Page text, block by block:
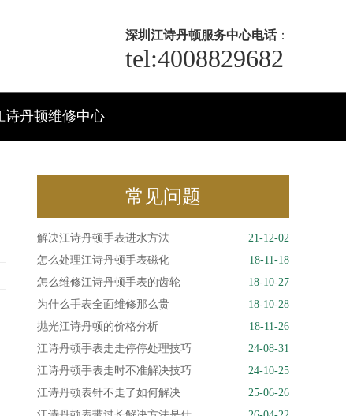
深圳江诗丹顿服务中心电话：
tel:4008829682
诗丹顿维修中心
常见问题
解决江诗丹顿手表进水方法
21-12-02
怎么处理江诗丹顿手表磁化
18-11-18
怎么维修江诗丹顿手表的齿轮
18-10-27
为什么手表全面维修那么贵
18-10-28
抛光江诗丹顿的价格分析
18-11-26
江诗丹顿手表走走停停处理技巧
24-08-31
江诗丹顿手表走时不准解决技巧
24-10-25
江诗丹顿表针不走了如何解决
25-06-26